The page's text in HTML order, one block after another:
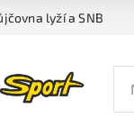
lyží a SNB